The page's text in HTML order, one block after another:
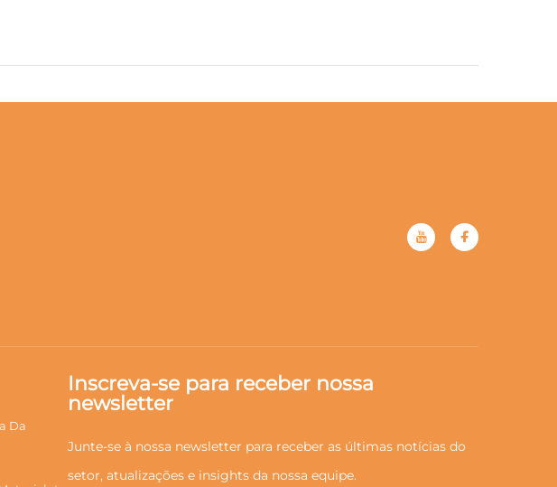
Da
Inscreva-se para receber nossa
newsletter
Junte-se à nossa newsletter para receber as últimas notícias do
setor, atualizações e insights da nossa equipe.